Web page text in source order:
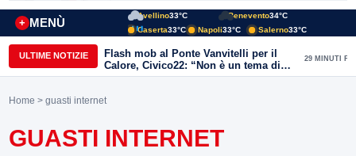
MENÙ
+
Avellino33°C Benevento34°C
Caserta33°C Napoli33°C Salerno33°C
ULTIME NOTIZIE
Flash mob al Ponte Vanvitelli per il
Calore, Civico22: “Non è un tema di
quartiere, riguarda tutta Benevento”
29 MINUTI FA
Home > guasti internet
GUASTI INTERNET